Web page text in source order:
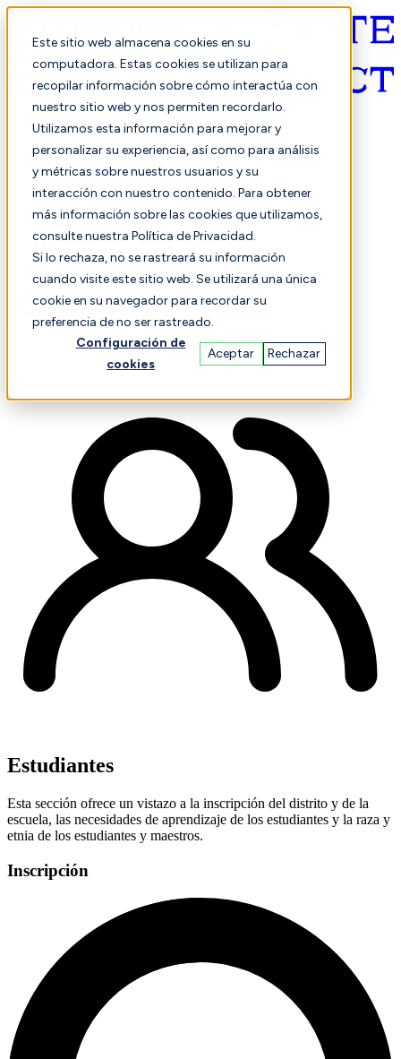
Este sitio web almacena cookies en su
computadora. Estas cookies se utilizan para
recopilar información sobre cómo interactúa con
nuestro sitio web y nos permiten recordarlo.
Utilizamos esta información para mejorar y
personalizar su experiencia, así como para análisis
y métricas sobre nuestros usuarios y su
interacción con nuestro contenido. Para obtener
más información sobre las cookies que utilizamos,
consulte nuestra Política de Privacidad.
Si lo rechaza, no se rastreará su información
cuando visite este sitio web. Se utilizará una única
cookie en su navegador para recordar su
preferencia de no ser rastreado.
Configuración de
cookies
Aceptar Rechazar
Español
Finanzas Actuación
Estudiantes
Esta sección ofrece un vistazo a la inscripción del distrito y de la
escuela, las necesidades de aprendizaje de los estudiantes y la raza y
etnia de los estudiantes y maestros.
Inscripción